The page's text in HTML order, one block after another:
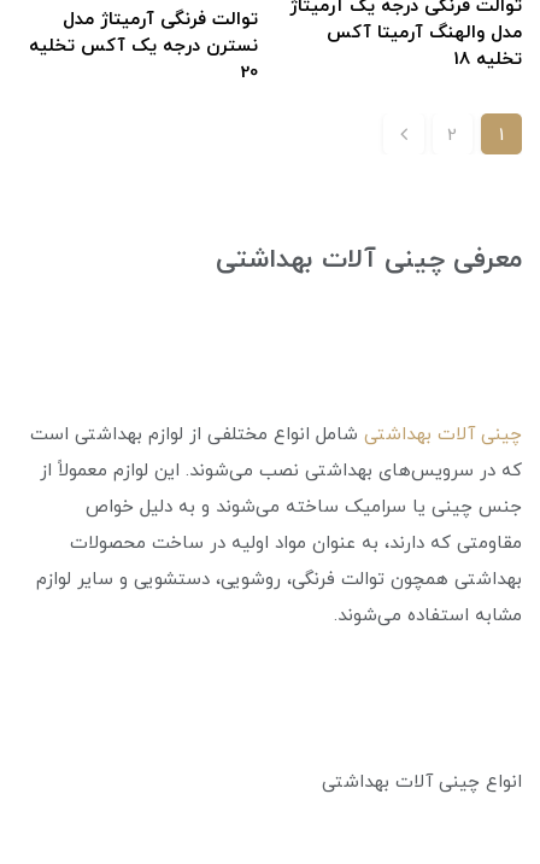
توالت فرنگی درجه یک آرمیتاژ
مدل والهنگ آرمیتا آکس
تخلیه 18
توالت فرنگی آرمیتاژ مدل
نسترن درجه یک آکس تخلیه
20
1
2
معرفی چینی آلات بهداشتی
چینی آلات بهداشتی شامل انواع مختلفی از لوازم بهداشتی است
که در سرویس‌های بهداشتی نصب می‌شوند. این لوازم معمولاً از
جنس چینی یا سرامیک ساخته می‌شوند و به دلیل خواص
مقاومتی که دارند، به عنوان مواد اولیه در ساخت محصولات
بهداشتی همچون توالت فرنگی، روشویی، دستشویی و سایر لوازم
مشابه استفاده می‌شوند.
انواع چینی آلات بهداشتی